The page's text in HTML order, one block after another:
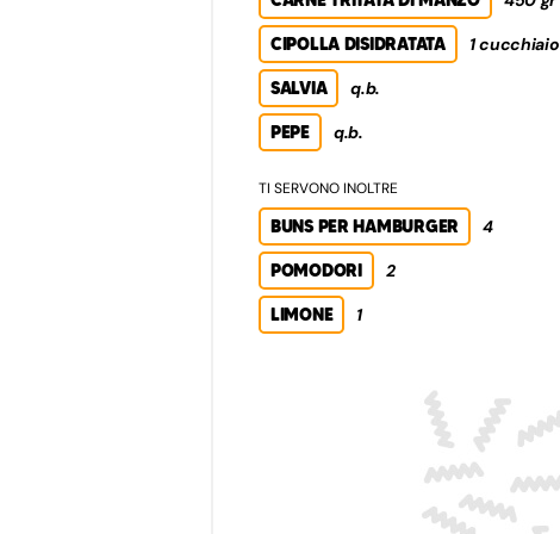
CIPOLLA DISIDRATATA 1 cucchiaio
SALVIA q.b.
PEPE q.b.
TI SERVONO INOLTRE
BUNS PER HAMBURGER 4
POMODORI 2
LIMONE 1